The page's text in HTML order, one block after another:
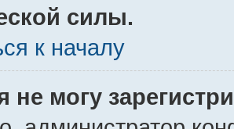
силы.
к началу
не могу